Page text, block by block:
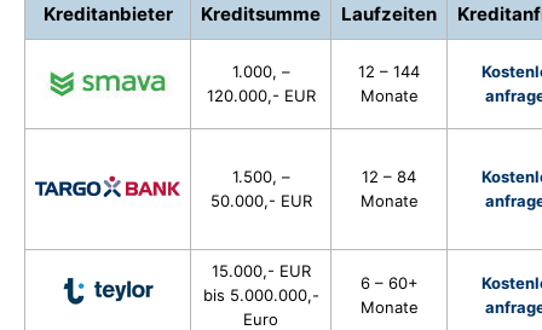
Kreditanbieter Kreditsumme Laufzeiten
1.000, –
120.000,- EUR
12 – 144
Monate
1.500, –
50.000,- EUR
12 – 84
Monate
15.000,- EUR
bis 5.000.000,-
Euro
6 – 60+
Monate